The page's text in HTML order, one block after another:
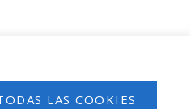
LAS COOKIES